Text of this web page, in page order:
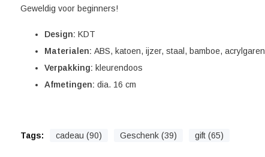
Geweldig voor beginners!
Design: KDT
Materialen: ABS, katoen, ijzer, staal, bamboe, acrylgaren
Verpakking: kleurendoos
Afmetingen: dia. 16 cm
Tags: cadeau (90) Geschenk (39) gift (65)